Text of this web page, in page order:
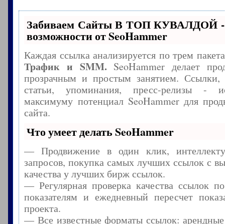
Забиваем Сайты В ТОП КУВАЛДОЙ -
возможности от SeoHammer
Каждая ссылка анализируется по трем
Трафик и SMM.SeoHammer делает
прозрачным и простым занятием. Ссылки,
статьи, упоминания, пресс-релизы -
максимуму потенциал SeoHammer для
сайта.
Что умеет делать SeoHammer
— Продвижение в один клик,
запросов, покупка самых лучших ссылок с
качества у лучших бирж ссылок.
— Регулярная проверка качества ссылок
показателям и ежедневный пересчет
проекта.
— Все известные форматы ссылок: